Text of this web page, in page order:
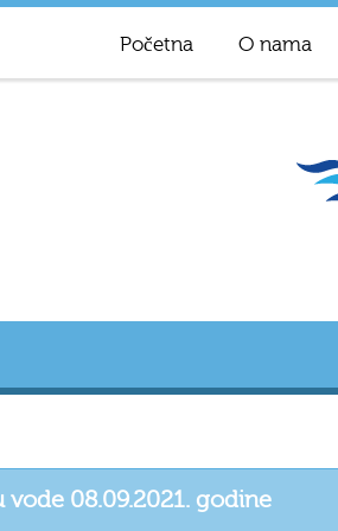
Početna O nama
08.09.2021. godine